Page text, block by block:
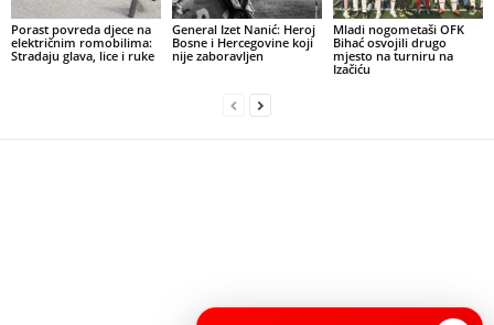
Porast povreda djece na
električnim romobilima:
Stradaju glava, lice i ruke
General Izet Nanić: Heroj
Bosne i Hercegovine koji
nije zaboravljen
Mladi nogometaši OFK
Bihać osvojili drugo
mjesto na turniru na
Izačiću